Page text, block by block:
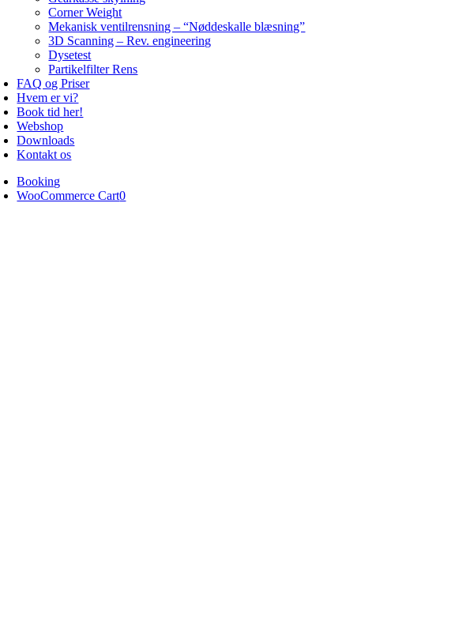
Corner Weight
Mekanisk ventilrensning – “Nøddeskalle blæsning”
3D Scanning – Rev. engineering
Dysetest
Partikelfilter Rens
FAQ og Priser
Hvem er vi?
Book tid her!
Webshop
Downloads
Kontakt os
Booking
WooCommerce Cart0